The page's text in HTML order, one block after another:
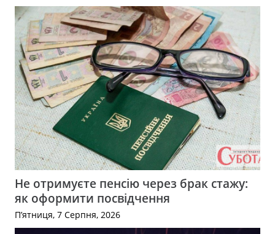
Не отримуєте пенсію через брак стажу:
як оформити посвідчення
П’ятниця, 7 Серпня, 2026